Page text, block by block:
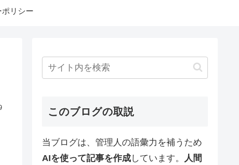
リシー
このブログの取説
当ブログは、管理人の語彙力を補うため
AIを使って記事を作成 しています。
人間